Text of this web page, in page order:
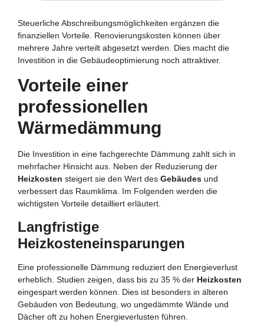
Steuerliche Abschreibungsmöglichkeiten ergänzen die
finanziellen Vorteile. Renovierungskosten können über
mehrere Jahre verteilt abgesetzt werden. Dies macht die
Investition in die Gebäudeoptimierung noch attraktiver.
Vorteile einer
professionellen
Wärmedämmung
Die Investition in eine fachgerechte Dämmung zahlt sich in
mehrfacher Hinsicht aus. Neben der Reduzierung der
Heizkosten steigert sie den Wert des Gebäudes und
verbessert das Raumklima. Im Folgenden werden die
wichtigsten Vorteile detailliert erläutert.
Langfristige
Heizkosteneinsparungen
Eine professionelle Dämmung reduziert den Energieverlust
erheblich. Studien zeigen, dass bis zu 35 % der Heizkosten
eingespart werden können. Dies ist besonders in älteren
Gebäuden von Bedeutung, wo ungedämmte Wände und
Dächer oft zu hohen Energieverlusten führen.